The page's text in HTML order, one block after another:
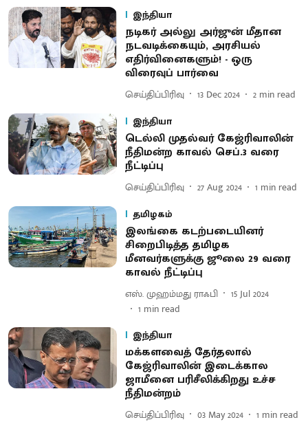
இந்தியா
நடிகர் அல்லு அர்ஜுன் மீதான
நடவடிக்கையும், அரசியல்
எதிர்வினைகளும்! - ஒரு
விரைவுப் பார்வை
செய்திப்பிரிவு 13 Dec 2024 2 min read
இந்தியா
டெல்லி முதல்வர் கேஜ்ரிவாலின்
நீதிமன்ற காவல் செப்.3 வரை
நீட்டிப்பு
செய்திப்பிரிவு 27 Aug 2024 1 min read
தமிழகம்
இலங்கை கடற்படையினர்
சிறைபிடித்த தமிழக
மீனவர்களுக்கு ஜூலை 29 வரை
காவல் நீட்டிப்பு
எஸ். முஹம்மது ராஃபி
15 Jul 2024
1 min read
இந்தியா
மக்களவைத் தேர்தலால்
கேஜ்ரிவாலின் இடைக்கால
ஜாமீனை பரிசீலிக்கிறது உச்ச
நீதிமன்றம்
செய்திப்பிரிவு 03 May 2024 1 min read